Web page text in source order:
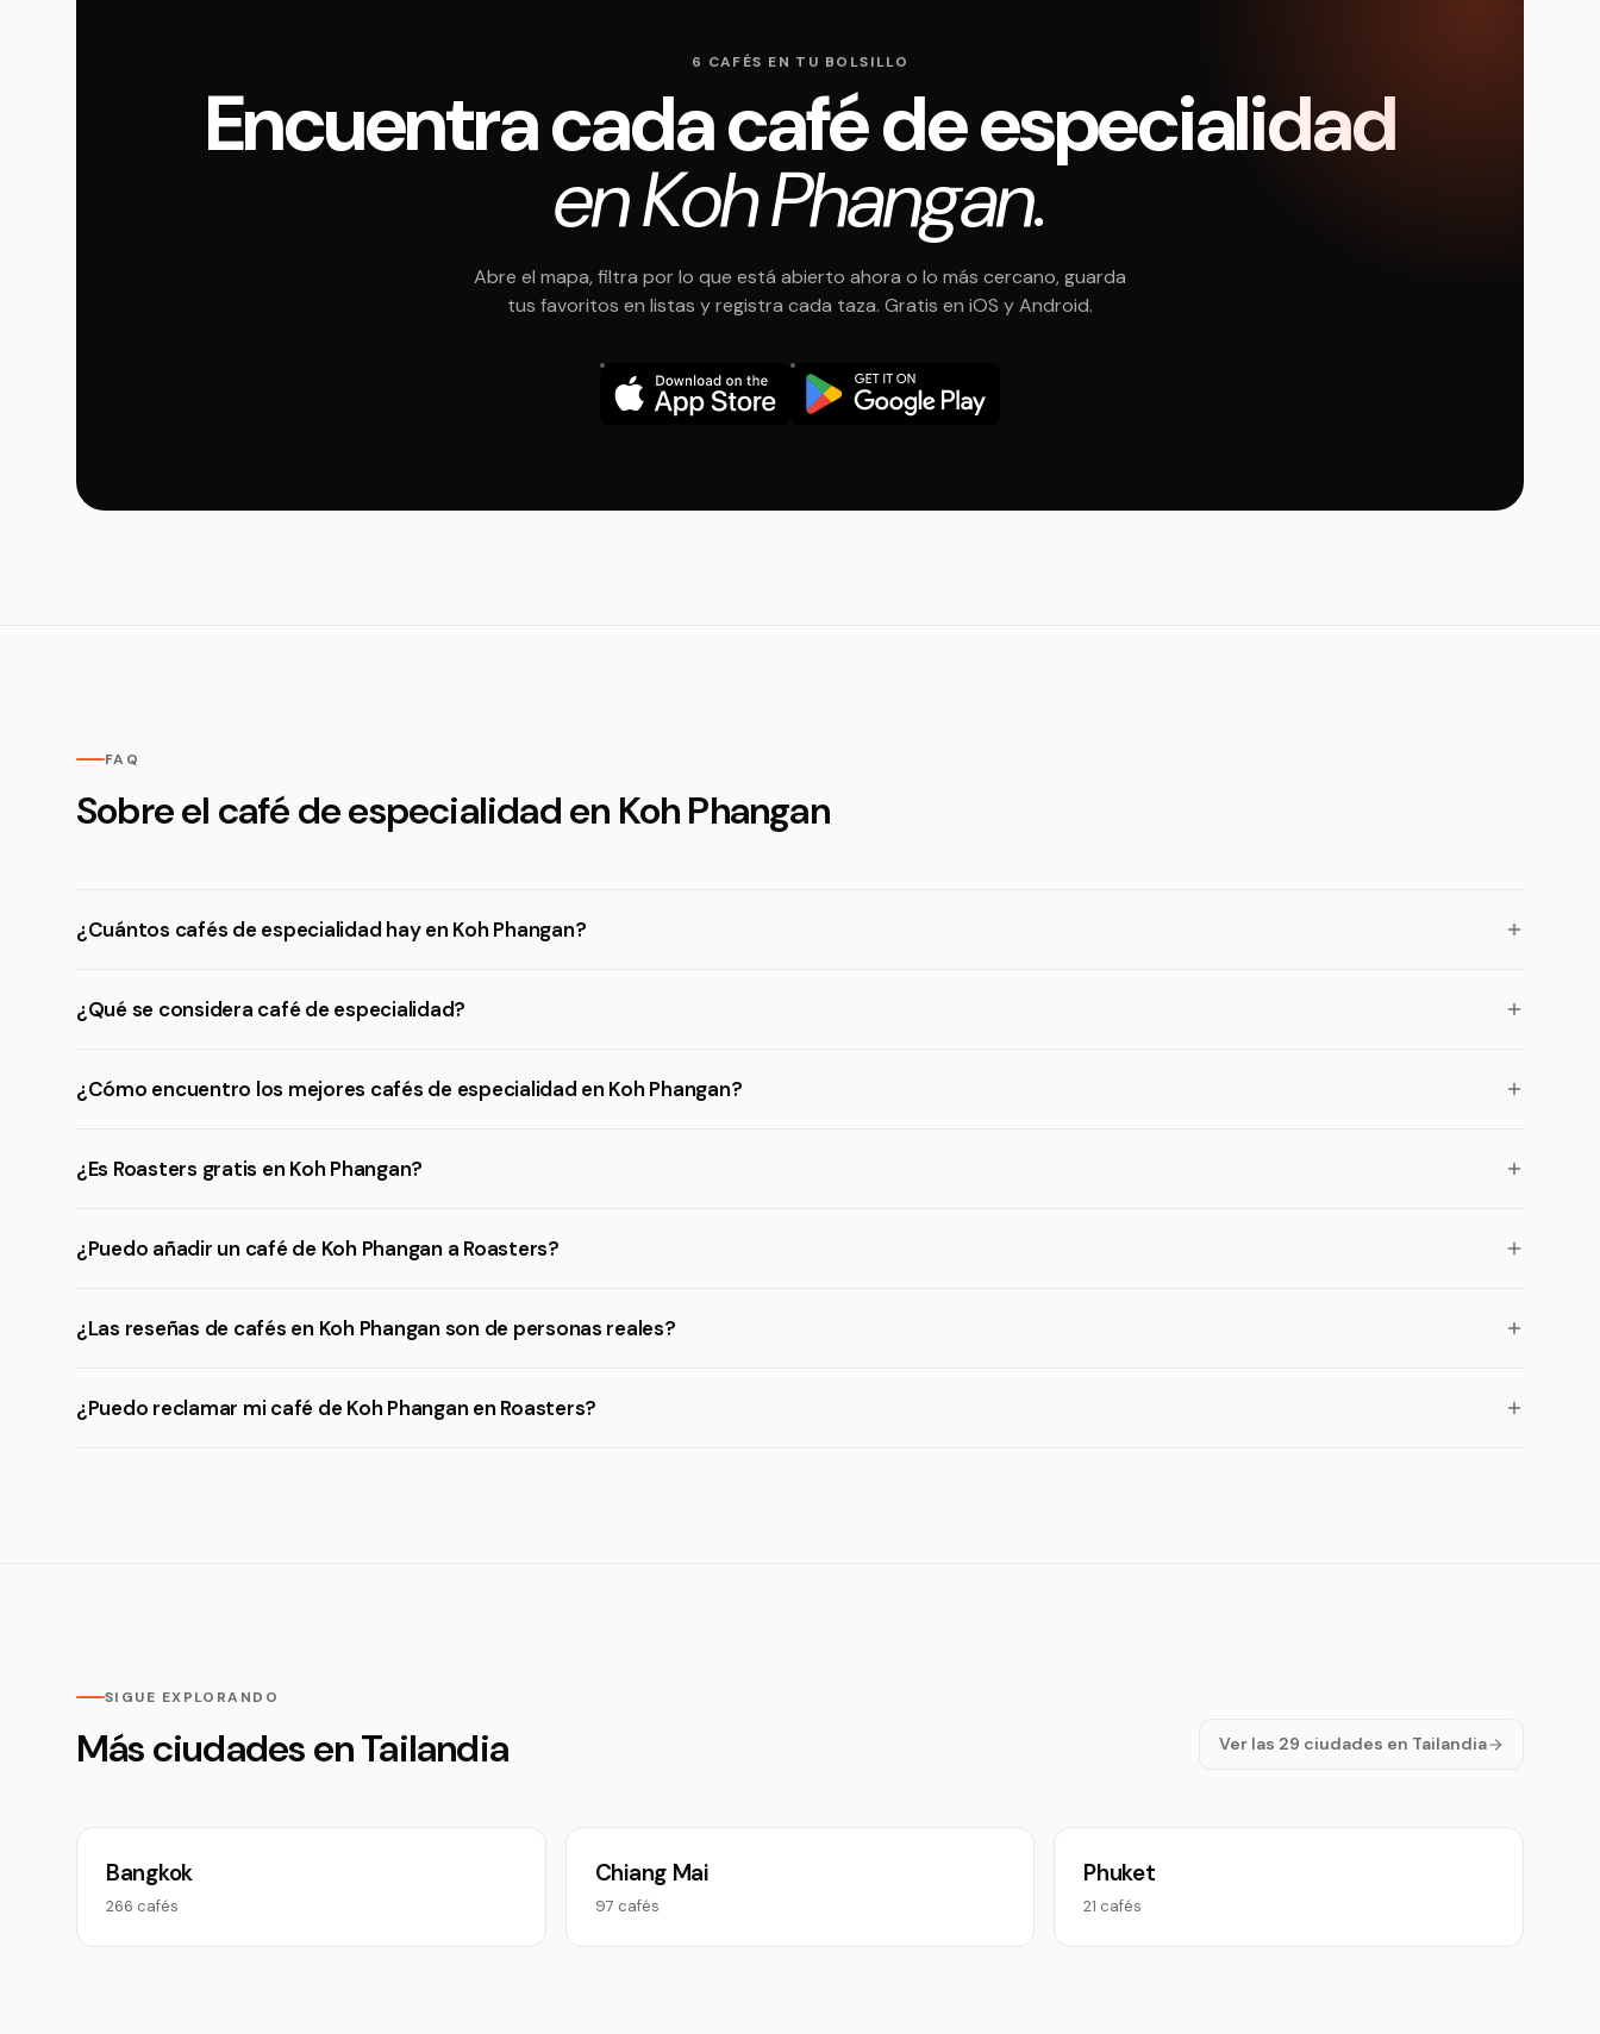
6 CAFÉS EN TU BOLSILLO
Encuentra cada café de especialidad
en Koh Phangan.
Abre el mapa, filtra por lo que está abierto ahora o lo más cercano, guarda
tus favoritos en listas y registra cada taza. Gratis en iOS y Android.
FAQ
Sobre el café de especialidad en Koh Phangan
¿Cuántos cafés de especialidad hay en Koh Phangan?
¿Qué se considera café de especialidad?
¿Cómo encuentro los mejores cafés de especialidad en Koh Phangan?
¿Es Roasters gratis en Koh Phangan?
¿Puedo añadir un café de Koh Phangan a Roasters?
¿Las reseñas de cafés en Koh Phangan son de personas reales?
¿Puedo reclamar mi café de Koh Phangan en Roasters?
SIGUE EXPLORANDO
Más ciudades en Tailandia Ver las 29 ciudades en Tailandia
Bangkok
266 cafés
Chiang Mai
97 cafés
Phuket
21 cafés